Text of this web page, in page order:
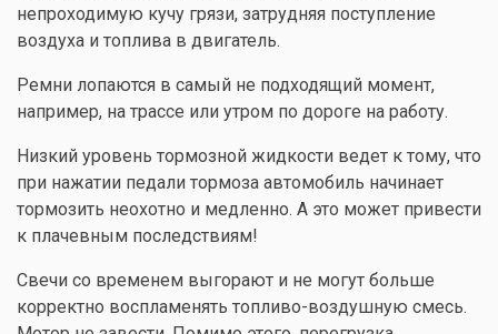
непроходимую кучу грязи, затрудняя поступление
воздуха и топлива в двигатель.
Ремни лопаются в самый не подходящий момент,
например, на трассе или утром по дороге на работу.
Низкий уровень тормозной жидкости ведет к тому, что
при нажатии педали тормоза автомобиль начинает
тормозить неохотно и медленно. А это может привести
к плачевным последствиям!
Свечи со временем выгорают и не могут больше
корректно воспламенять топливо-воздушную смесь.